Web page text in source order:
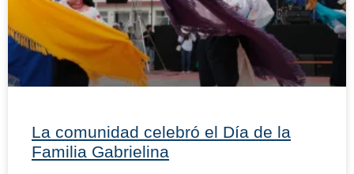
La comunidad celebró el Día de la
Familia Gabrielina